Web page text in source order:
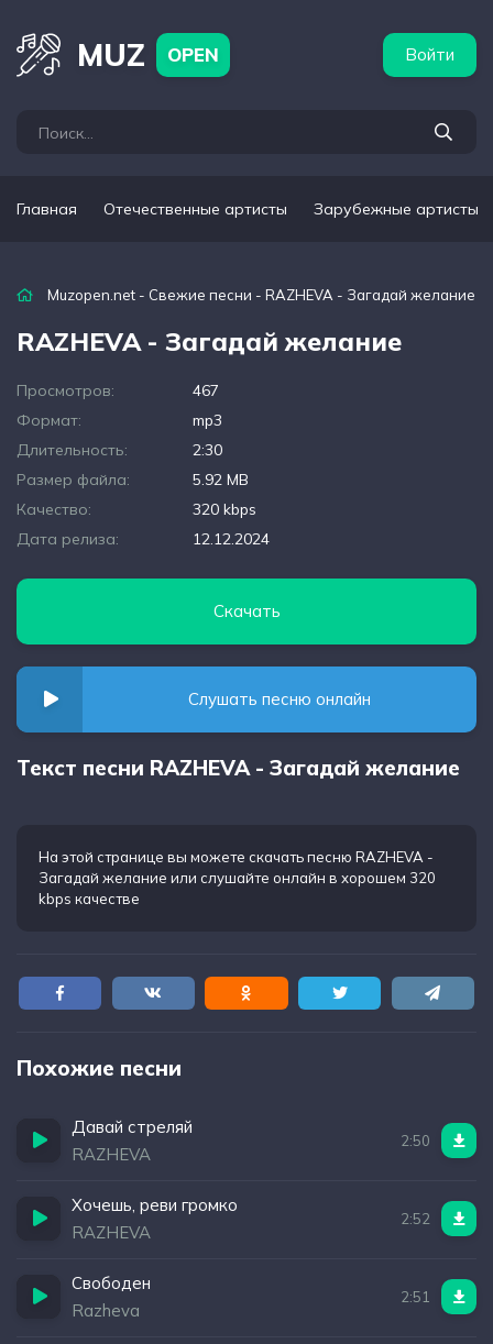
MUZ OPEN Войти
Главная Отечественные артисты Зарубежные артисты
Muzopen.net - Свежие песни - RAZHEVA - Загадай желание
RAZHEVA - Загадай желание
Просмотров:
467
Формат:
mp3
Длительность:
2:30
Размер файла:
5.92 MB
Качество:
320 kbps
Дата релиза:
12.12.2024
Скачать
Слушать песню онлайн
Текст песни RAZHEVA - Загадай желание
На этой странице вы можете скачать песню RAZHEVA -
Загадай желание или слушайте онлайн в хорошем 320
kbps качестве
Похожие песни
Давай стреляй
RAZHEVA
2:50
Хочешь, реви громко
RAZHEVA
2:52
Свободен
Razheva
2:51
артисты Популярные подборки